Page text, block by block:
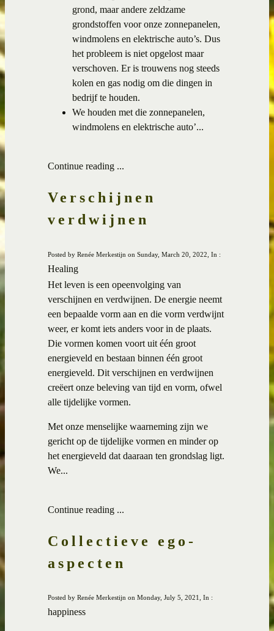
grond, maar andere zeldzame
grondstoffen voor onze zonnepanelen,
windmolens en elektrische auto’s. Dus
het probleem is niet opgelost maar
verschoven. Er is trouwens nog steeds
kolen en gas nodig om die dingen in
bedrijf te houden.
We houden met die zonnepanelen,
windmolens en elektrische auto’...
Continue reading ...
Verschijnen
verdwijnen
Posted by Renée Merkestijn on Sunday, March 20, 2022, In :
Healing
Het leven is een opeenvolging van
verschijnen en verdwijnen. De energie neemt
een bepaalde vorm aan en die vorm verdwijnt
weer, er komt iets anders voor in de plaats.
Die vormen komen voort uit één groot
energieveld en bestaan binnen één groot
energieveld. Dit verschijnen en verdwijnen
creëert onze beleving van tijd en vorm, ofwel
alle tijdelijke vormen.
Met onze menselijke waarneming zijn we
gericht op de tijdelijke vormen en minder op
het energieveld dat daaraan ten grondslag ligt.
We...
Continue reading ...
Collectieve ego-
aspecten
Posted by Renée Merkestijn on Monday, July 5, 2021, In :
happiness